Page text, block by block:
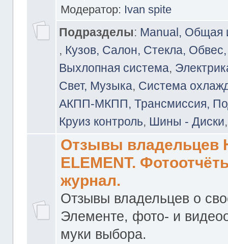
Модератор: Ivan spite
Подразделы: Manual,
, Кузов, Салон, Стекла,
Выхлопная система,
Свет, Музыка, Система
АКПП-МКПП, Трансмиссия,
Круиз контроль, Шины - Диски
Отзывы владельцев
ELEMENT.
журнал.
Отзывы владельцев о
Элементе, фото- и
муки выбора.